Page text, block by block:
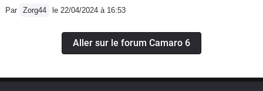
Par Zorg44 le 22/04/2024 à 16:53
Aller sur le forum Camaro 6